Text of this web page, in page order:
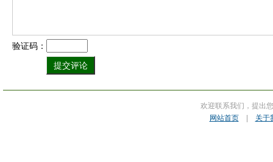
验证码：
欢迎联系我们，提出
网站首页| 关于